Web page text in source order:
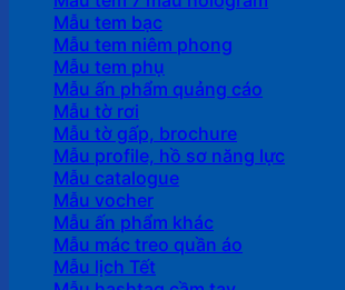
Mẫu tem bạc
Mẫu tem niêm phong
Mẫu tem phụ
Mẫu ấn phẩm quảng cáo
Mẫu tờ rơi
Mẫu tờ gấp, brochure
Mẫu profile, hồ sơ năng lực
Mẫu catalogue
Mẫu vocher
Mẫu ấn phẩm khác
Mẫu mác treo quần áo
Mẫu lịch Tết